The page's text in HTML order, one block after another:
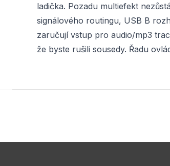
ladička. Pozadu multiefekt
signálového routingu, USB B
zaručují vstup pro audio/mp3
že byste rušili sousedy. Řadu